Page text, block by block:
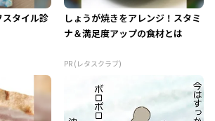
タイル診
しょうが焼きをアレンジ！スタミ
ナ＆満足度アップの食材とは
PR (レタスクラブ)